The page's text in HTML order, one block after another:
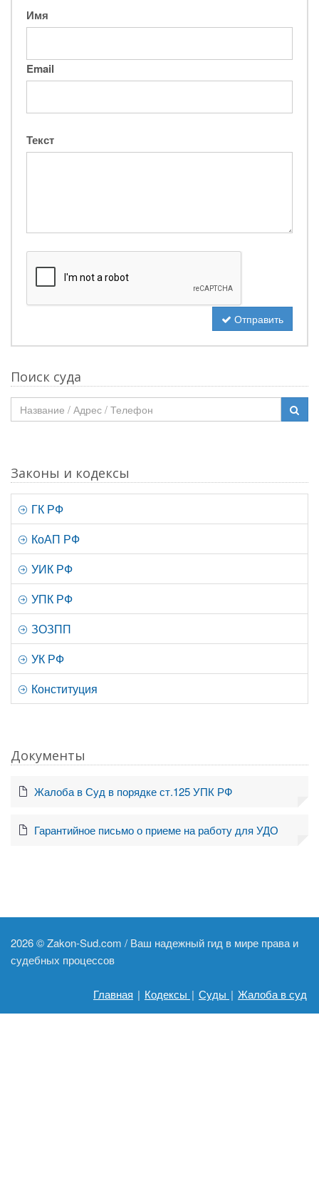
Имя
Email
Текст
Отправить
Поиск суда
Законы и кодексы
ГК РФ
КоАП РФ
УИК РФ
УПК РФ
ЗОЗПП
УК РФ
Конституция
Документы
Жалоба в Суд в порядке ст.125 УПК РФ
Гарантийное письмо о приеме на работу для УДО
2026 ©Zakon-Sud.com / Ваш надежный гид в мире права и
судебных процессов
Главная | Кодексы | Суды | Жалоба в суд